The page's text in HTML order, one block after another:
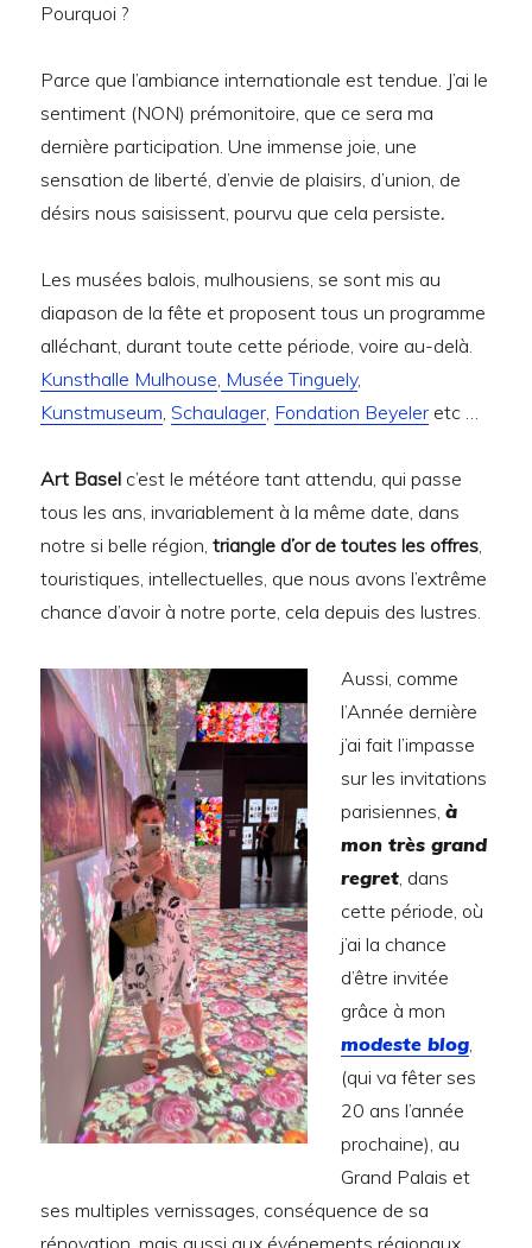
Pourquoi ?
Parce que l’ambiance internationale est tendue. J’ai le
sentiment (NON) prémonitoire, que ce sera ma
dernière participation. Une immense joie, une
sensation de liberté, d’envie de plaisirs, d’union, de
désirs nous saisissent, pourvu que cela persiste.
Les musées balois, mulhousiens, se sont mis au
diapason de la fête et proposent tous un programme
alléchant, durant toute cette période, voire au-delà.
Kunsthalle Mulhouse, Musée Tinguely,
Kunstmuseum,Schaulager, Fondation Beyeler etc …
Art Basel c’est le météore tant attendu, qui passe
tous les ans, invariablement à la même date, dans
notre si belle région,triangle d’or de toutes les offres,
touristiques, intellectuelles, que nous avons l’extrême
chance d’avoir à notre porte, cela depuis des lustres.
Aussi, comme
l’Année dernière
j’ai fait l’impasse
sur les invitations
parisiennes,à
mon très grand
regret, dans
cette période, où
j’ai la chance
d’être invitée
grâce à mon
modeste blog,
(qui va fêter ses
20 ans l’année
prochaine), au
Grand Palais et
ses multiples vernissages, conséquence de sa